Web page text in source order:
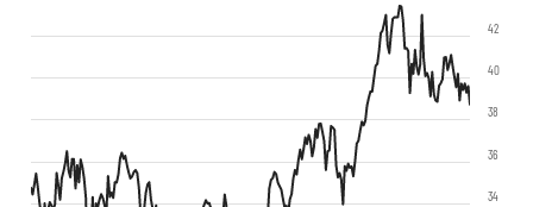
34
36
38
40
42